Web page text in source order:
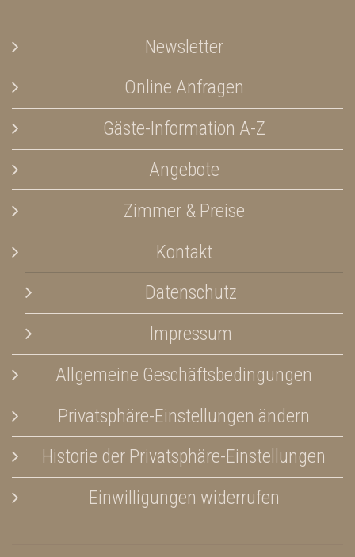
Newsletter
Online Anfragen
Gäste-Information A-Z
Angebote
Zimmer & Preise
Kontakt
Datenschutz
Impressum
Allgemeine Geschäftsbedingungen
Privatsphäre-Einstellungen ändern
Historie der Privatsphäre-Einstellungen
Einwilligungen widerrufen